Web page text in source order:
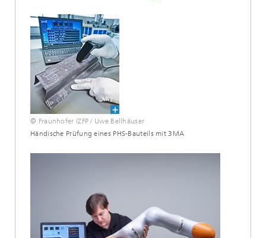
© Fraunhofer IZFP / Uwe Bellhäuser
Händische Prüfung eines PHS-Bauteils mit 3MA